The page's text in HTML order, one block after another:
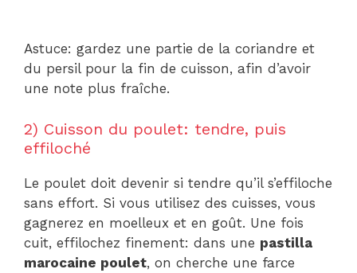
Astuce: gardez une partie de la coriandre et
du persil pour la fin de cuisson, afin d’avoir
une note plus fraîche.
2) Cuisson du poulet: tendre, puis
effiloché
Le poulet doit devenir si tendre qu’il s’effiloche
sans effort. Si vous utilisez des cuisses, vous
gagnerez en moelleux et en goût. Une fois
cuit, effilochez finement: dans une pastilla
marocaine poulet, on cherche une farce